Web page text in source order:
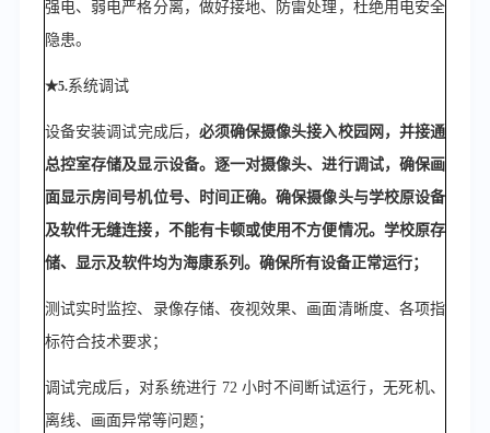
强电、弱电严格分离，做好接地、防雷处理，杜绝用电安全
隐患。
★5.系统调试
设备安装调试完成后， 必须确保摄像头接入校园网，并接通
总控室存储及显示设备。 逐一对摄像头、进行调试，确保画
面显示房间号机位号、时间正确。确保摄像头与学校原设备
及软件无缝连接，不能有卡顿或使用不方便情况。学校原存
储、显示及软件均为海康系列。确保所有设备正常运行；
测试实时监控、录像存储、夜视效果、画面清晰度、各项指
标符合技术要求；
调试完成后，对系统进行 72 小时不间断试运行，无死机、
离线、画面异常等问题；